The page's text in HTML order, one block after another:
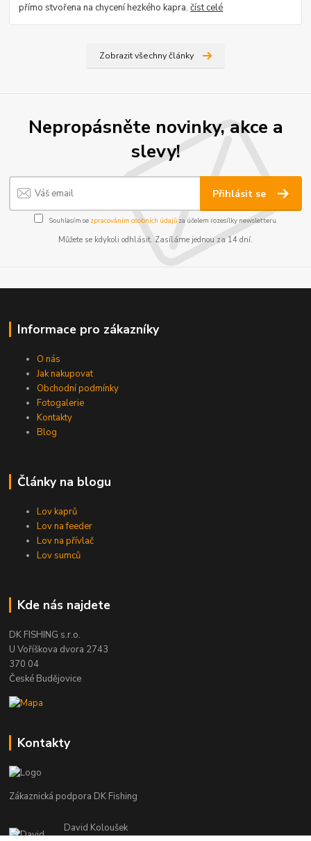
přímo stvořena na chycení hezkého kapra.číst celé
Zobrazit všechny články
Nepropásněte novinky, akce a
slevy!
Přihlásit se
Souhlasím se zpracováním osobních údajůza účelem rozesílky newsletteru.
Můžete se kdykoli odhlásit. Zasíláme jednou za 14 dní.
Informace pro zákazníky
O nás
Jak nakupovat
Obchodní podmínky
Fotogalerie
Kontakty
Blog
Články na blogu
Lov kaprů
Lov na feeder
Lov na přívlač
Lov sumců
Kde nás najdete
DK FISHING s.r.o.
U Voříškova dvora 2743
370 04
České Budějovice
Kontakty
Zákaznická podpora DK Fishing
David Koloušek